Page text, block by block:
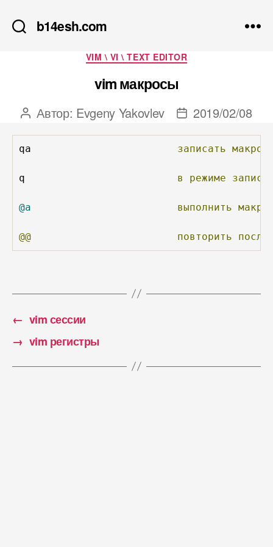
b14esh.com
Рубрики
VIM \ VI \ TEXT EDITOR
vim макросы
Автор
записи
Автор: Evgeny Yakovlev
Дата
записи
2019/02/08
qa записать макрос
q в режиме записи
@a выполнить
@@ повторить
← vim сессии
→ vim регистры